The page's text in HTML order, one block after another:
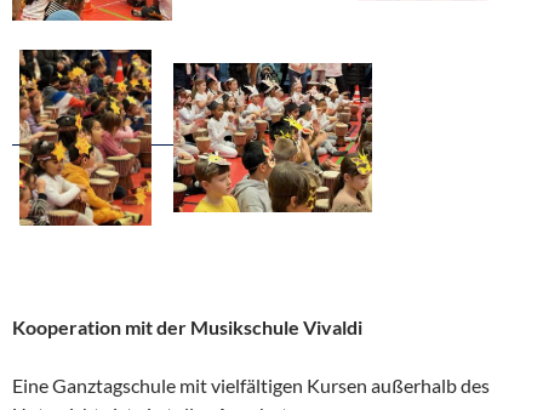
Kooperation mit der Musikschule Vivaldi
Eine Ganztagschule mit vielfältigen Kursen außerhalb des